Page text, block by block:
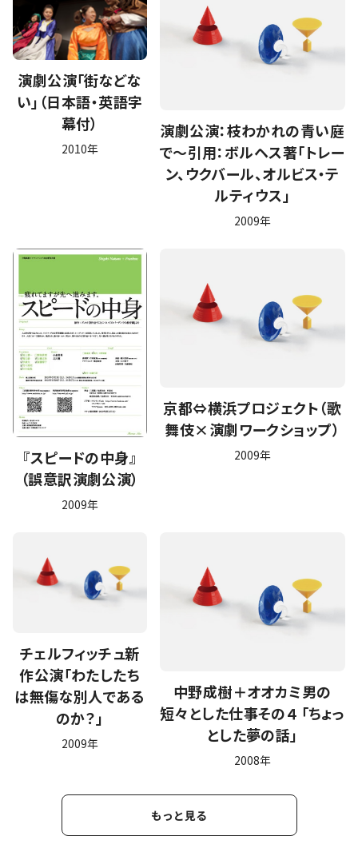
演劇公演「街などな
い」（日本語・英語字
幕付）
2010年
演劇公演：枝わかれの青い庭
で～引用：ボルヘス著「トレー
ン、ウクバール、オルビス・テ
ルティウス」
2009年
『スピードの中身』
（誤意訳演劇公演）
2009年
京都⇔横浜プロジェクト（歌
舞伎×演劇ワークショップ）
2009年
チェルフィッチュ新
作公演「わたしたち
は無傷な別人である
のか？」
2009年
中野成樹＋オオカミ男の
短々とした仕事その４ 「ちょっ
とした夢の話」
2008年
もっと見る